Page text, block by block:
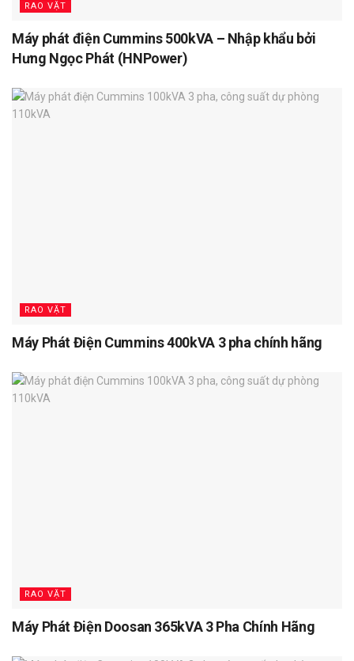
RAO VẶT
Máy phát điện Cummins 500kVA – Nhập khẩu bởi
Hưng Ngọc Phát (HNPower)
RAO VẶT
Máy Phát Điện Cummins 400kVA 3 pha chính hãng
RAO VẶT
Máy Phát Điện Doosan 365kVA 3 Pha Chính Hãng